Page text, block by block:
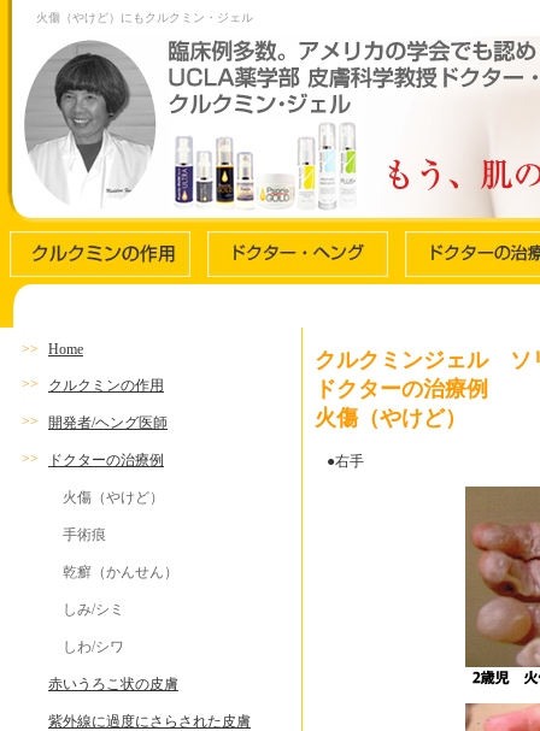
火傷（やけど）にもクルクミン・ジェル
>> Home
>> クルクミンの作用
>> 開発者/ヘング医師
>> ドクターの治療例
火傷（やけど）
手術痕
乾癬（かんせん）
しみ/シミ
しわ/シワ
赤いうろこ状の皮膚
紫外線に過度にさらされた皮膚
クルクミンジェル ソ
ドクターの治療例
火傷（やけど）
●右手